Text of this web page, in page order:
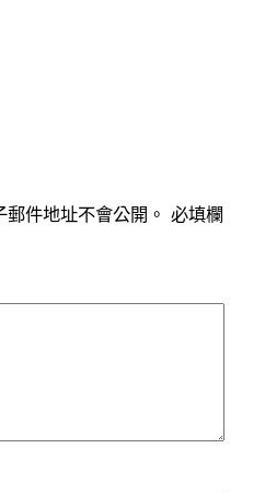
件地址不會公開。 必填欄